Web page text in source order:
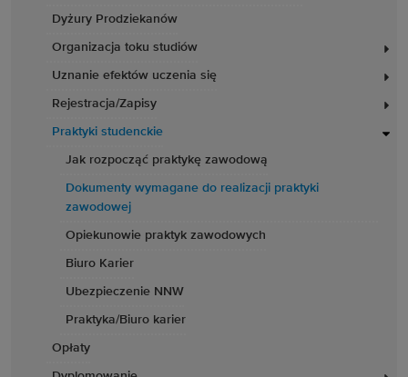
Dyżury Prodziekanów
Organizacja toku studiów
Uznanie efektów uczenia się
Rejestracja/Zapisy
Praktyki studenckie
Jak rozpocząć praktykę zawodową
Dokumenty wymagane do realizacji praktyki
zawodowej
Opiekunowie praktyk zawodowych
Biuro Karier
Ubezpieczenie NNW
Praktyka/Biuro karier
Opłaty